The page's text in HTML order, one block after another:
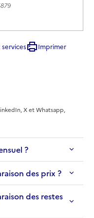
Imprimer
X et Whatsapp,
?
des prix ?
des restes